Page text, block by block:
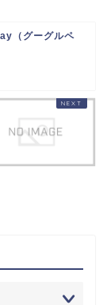
（グーグルペ